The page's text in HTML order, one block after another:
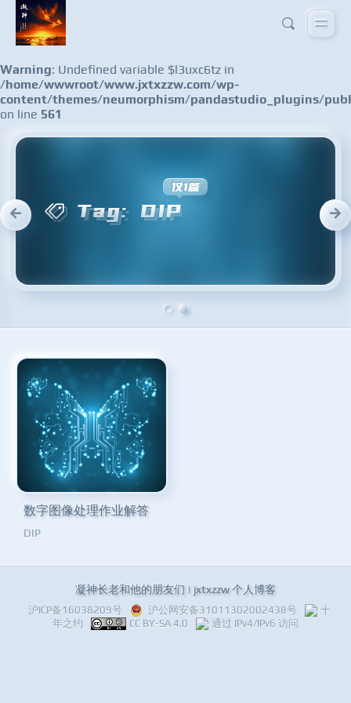
Warning: Undefined variable $l3uxc6tz in
/home/wwwroot/www.jxtxzzw.com/wp-
content/themes/neumorphism/pandastudio_plugins/
on line 561
数字图像处理作业解答
DIP
凝神长老和他的朋友们 | jxtxzzw 个人博客
沪ICP备16038209号 沪公网安备31011302002438号
十
年之约
CC BY-SA 4.0 通过 IPv4/IPv6 访问